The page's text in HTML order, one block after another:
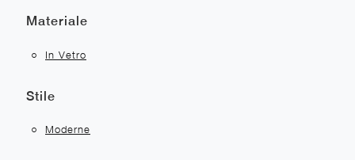
Materiale
In Vetro
Stile
Moderne